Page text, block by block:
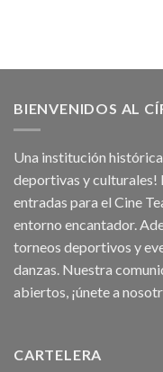
BIENVENIDOS AL
Una institución
deportivas y culturales!
entradas para el Cine
entorno encantador.
torneos deportivos y
danzas. Nuestra
abiertos, ¡únete a
CARTELERA